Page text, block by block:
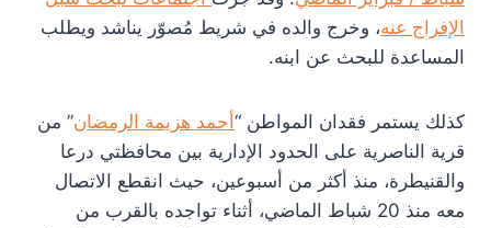
الإفراج عنه، وخرج والده في شريط مُصوّر يناشد ويطلب
المساعدة للبحث عن ابنه.
كذلك يستمر فقدان المواطن “ أحمد هزيمة الرمضان” من
قرية الناصرية على الحدود الإدارية بين محافظتي درعا
والقنيطرة، منذ أكثر من أسبوعين، حيث انقطع الاتصال
معه منذ 20 شباط الماضي، أثناء تواجده بالقرب من